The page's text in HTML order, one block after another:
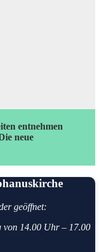
entnehmen
neue
geöffnet:
von 14.00 Uhr – 17.00